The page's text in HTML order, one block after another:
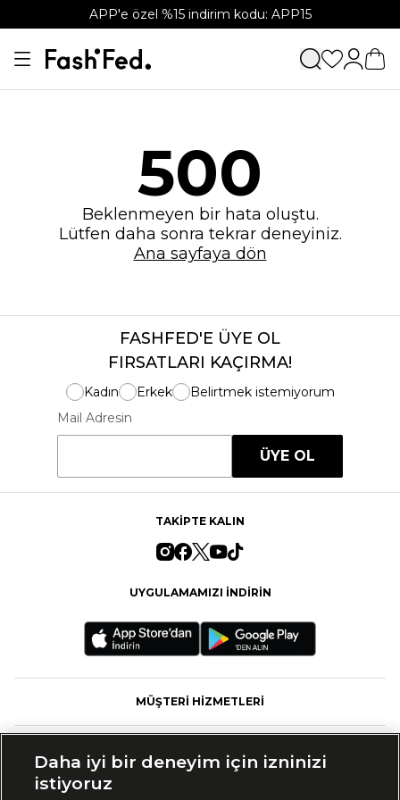
APP'e özel %15 indirim kodu: APP15
500
Beklenmeyen bir hata oluştu.
Lütfen daha sonra tekrar deneyiniz.
Ana sayfaya dön
FASHFED'E ÜYE OL
FIRSATLARI KAÇIRMA!
Kadın Erkek
Belirtmek istemiyorum
Mail Adresin
ÜYE OL
TAKİPTE KALIN
UYGULAMAMIZI İNDİRİN
MÜŞTERİ HİZMETLERİ
Daha iyi bir deneyim için izninizi
istiyoruz